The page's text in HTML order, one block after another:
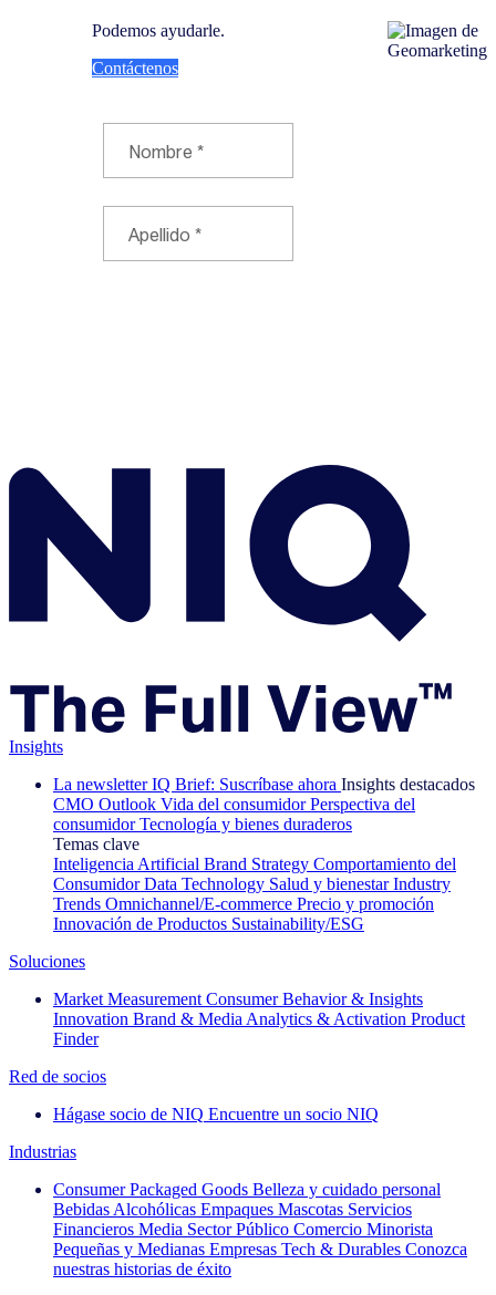
Podemos ayudarle.
Contáctenos
Insights
La newsletter IQ Brief: Suscríbase ahora Insights destacados
CMO Outlook Vida del consumidor Perspectiva del
consumidor Tecnología y bienes duraderos
Temas clave
Inteligencia Artificial Brand Strategy Comportamiento del
Consumidor Data Technology Salud y bienestar Industry
Trends Omnichannel/E-commerce Precio y promoción
Innovación de Productos Sustainability/ESG
Soluciones
Market Measurement Consumer Behavior & Insights
Innovation Brand & Media Analytics & Activation Product
Finder
Red de socios
Hágase socio de NIQ Encuentre un socio NIQ
Industrias
Consumer Packaged Goods Belleza y cuidado personal
Bebidas Alcohólicas Empaques Mascotas Servicios
Financieros Media Sector Público Comercio Minorista
Pequeñas y Medianas Empresas Tech & Durables Conozca
nuestras historias de éxito